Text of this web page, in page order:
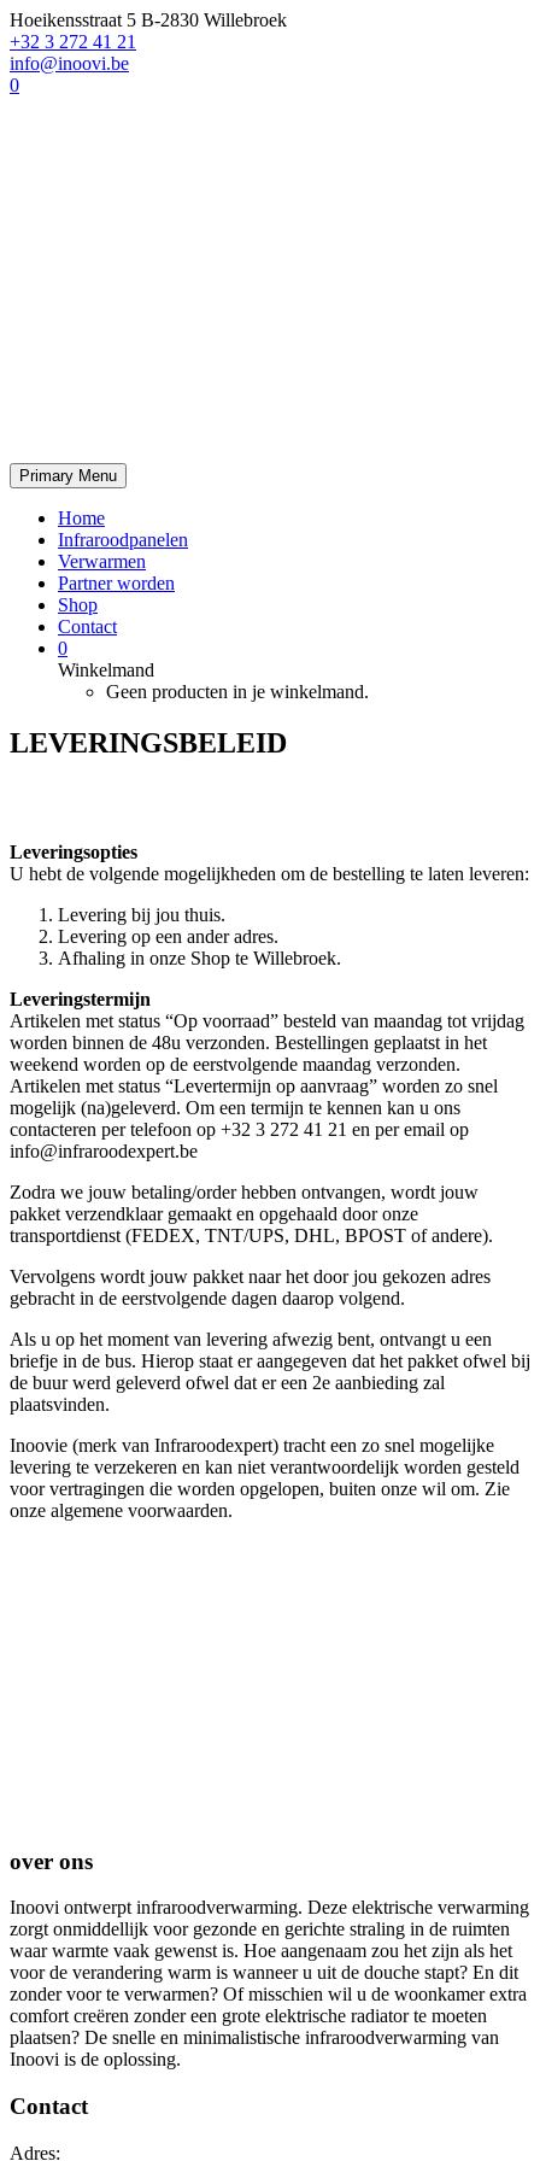
Hoeikensstraat 5 B-2830 Willebroek
+32 3 272 41 21
info@inoovi.be
0
Primary Menu
Home
Infraroodpanelen
Verwarmen
Partner worden
Shop
Contact
0
Winkelmand
Geen producten in je winkelmand.
LEVERINGSBELEID
Leveringsopties
U hebt de volgende mogelijkheden om de bestelling te laten leveren:
Levering bij jou thuis.
Levering op een ander adres.
Afhaling in onze Shop te Willebroek.
Leveringstermijn
Artikelen met status “Op voorraad” besteld van maandag tot vrijdag
worden binnen de 48u verzonden. Bestellingen geplaatst in het
weekend worden op de eerstvolgende maandag verzonden.
Artikelen met status “Levertermijn op aanvraag” worden zo snel
mogelijk (na)geleverd. Om een termijn te kennen kan u ons
contacteren per telefoon op +32 3 272 41 21 en per email op
info@infraroodexpert.be
Zodra we jouw betaling/order hebben ontvangen, wordt jouw
pakket verzendklaar gemaakt en opgehaald door onze
transportdienst (FEDEX, TNT/UPS, DHL, BPOST of andere).
Vervolgens wordt jouw pakket naar het door jou gekozen adres
gebracht in de eerstvolgende dagen daarop volgend.
Als u op het moment van levering afwezig bent, ontvangt u een
briefje in de bus. Hierop staat er aangegeven dat het pakket ofwel bij
de buur werd geleverd ofwel dat er een 2e aanbieding zal
plaatsvinden.
Inoovie (merk van Infraroodexpert) tracht een zo snel mogelijke
levering te verzekeren en kan niet verantwoordelijk worden gesteld
voor vertragingen die worden opgelopen, buiten onze wil om. Zie
onze algemene voorwaarden.
over ons
Inoovi ontwerpt infraroodverwarming. Deze elektrische verwarming
zorgt onmiddellijk voor gezonde en gerichte straling in de ruimten
waar warmte vaak gewenst is. Hoe aangenaam zou het zijn als het
voor de verandering warm is wanneer u uit de douche stapt? En dit
zonder voor te verwarmen? Of misschien wil u de woonkamer extra
comfort creëren zonder een grote elektrische radiator te moeten
plaatsen? De snelle en minimalistische infraroodverwarming van
Inoovi is de oplossing.
Contact
Adres: